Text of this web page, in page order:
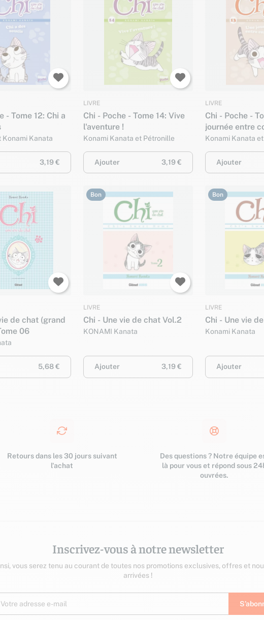
- Tome 12: Chi a
Konami Kanata
3,19 €
LIVRE
Chi - Poche - Tome 14: Vive
l'aventure !
Konami Kanata et Pétronille
Ajouter 3,19 €
LIVRE
Chi - Poche -
journée entre
Konami Kanata
Ajouter
de chat (grand
06
5,68 €
Bon
LIVRE
Chi - Une vie de chat Vol.2
KONAMI Kanata
Ajouter 3,19 €
Bon
LIVRE
Chi - Une vie
Konami Kanata
Ajouter
Retours dans les 30 jours suivant
l'achat
Des questions ? Notre équipe
là pour vous et répond sous
ouvrées.
Inscrivez-vous à notre newsletter
vous serez tenu au courant de toutes nos promotions exclusives, offres et
arrivées !